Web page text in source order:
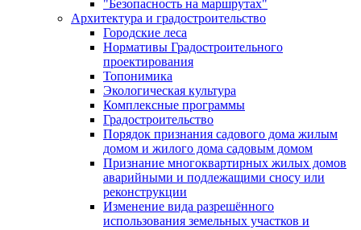
"Безопасность на маршрутах"
Архитектура и градостроительство
Городские леса
Нормативы Градостроительного
проектирования
Топонимика
Экологическая культура
Комплексные программы
Градостроительство
Порядок признания садового дома жилым
домом и жилого дома садовым домом
Признание многоквартирных жилых домов
аварийными и подлежащими сносу или
реконструкции
Изменение вида разрешённого
использования земельных участков и